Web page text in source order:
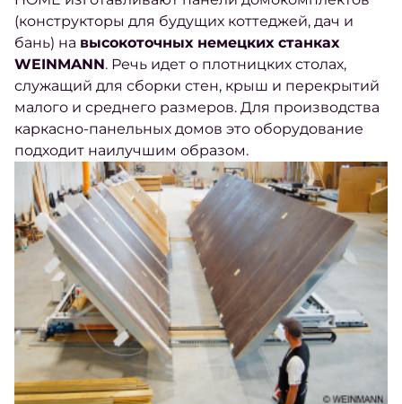
(конструкторы для будущих коттеджей, дач и
бань) на высокоточных немецких станках
WEINMANN. Речь идет о плотницких столах,
служащий для сборки стен, крыш и перекрытий
малого и среднего размеров. Для производства
каркасно-панельных домов это оборудование
подходит наилучшим образом.